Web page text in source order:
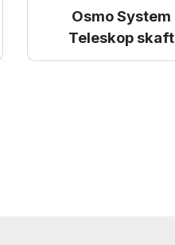
Osmo System
Teleskop skaft